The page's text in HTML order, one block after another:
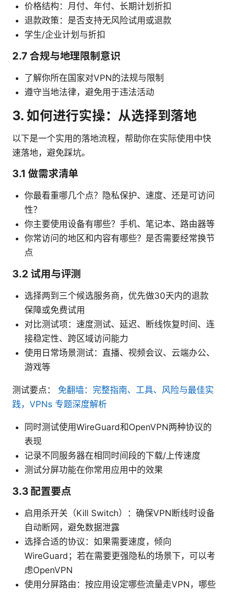
价格结构：月付、年付、长期计划折扣
退款政策：是否支持无风险试用或退款
学生/企业计划与折扣
2.7 合规与地理限制意识
了解你所在国家对VPN的法规与限制
遵守当地法律，避免用于违法活动
3. 如何进行实操：从选择到落地
以下是一个实用的落地流程，帮助你在实际使用中快
速落地，避免踩坑。
3.1 做需求清单
你最看重哪几个点？隐私保护、速度、还是可访问
性？
你主要使用设备有哪些？手机、笔记本、路由器等
你常访问的地区和内容有哪些？是否需要经常换节
点
3.2 试用与评测
选择两到三个候选服务商，优先做30天内的退款
保障或免费试用
对比测试项：速度测试、延迟、断线恢复时间、连
接稳定性、跨区域访问能力
使用日常场景测试：直播、视频会议、云端办公、
游戏等
测试要点： 免翻墙：完整指南、工具、风险与最佳实
践，VPNs 专题深度解析
同时测试使用WireGuard和OpenVPN两种协议的
表现
记录不同服务器在相同时间段的下载/上传速度
测试分屏功能在你常用应用中的效果
3.3 配置要点
启用杀开关（Kill Switch）：确保VPN断线时设备
自动断网，避免数据泄露
选择合适的协议：如果需要速度，倾向
WireGuard；若在需要更强隐私的场景下，可以考
虑OpenVPN
使用分屏路由：按应用设定哪些流量走VPN，哪些